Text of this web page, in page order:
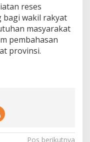
reses
wakil rakyat
masyarakat
pembahasan
provinsi.
Pos berikutnya